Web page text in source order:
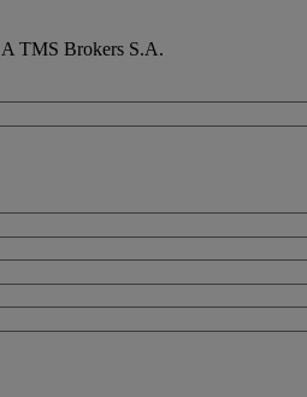
TMS Brokers S.A.